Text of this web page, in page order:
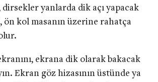
yanlarda dik açı yapacak
ön kol masanın üzerine rahatça
ekrana dik olarak bakacak
Ekran göz hizasının üstünde ya